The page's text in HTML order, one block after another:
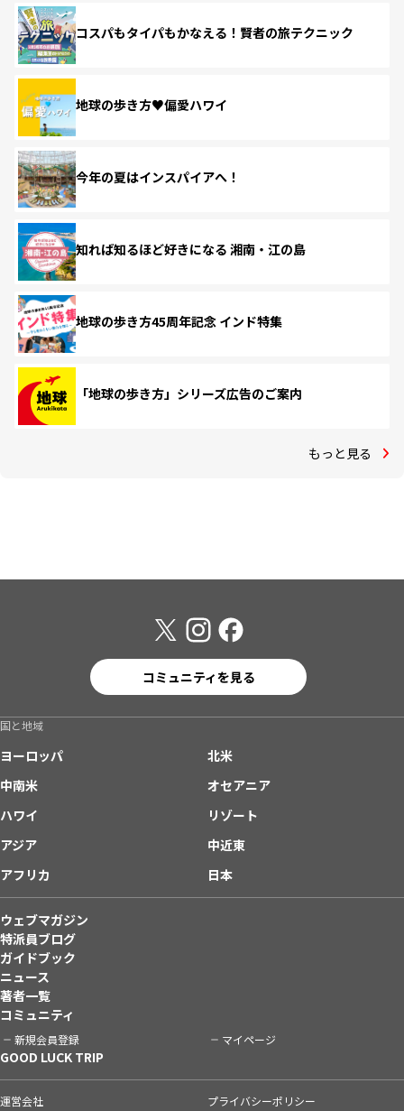
コスパもタイパもかなえる！賢者の旅テクニック
地球の歩き方♥偏愛ハワイ
今年の夏はインスパイアへ！
知れば知るほど好きになる 湘南・江の島
地球の歩き方45周年記念 インド特集
「地球の歩き方」シリーズ広告のご案内
もっと見る
コミュニティを見る
国と地域
ヨーロッパ
北米
中南米
オセアニア
ハワイ
リゾート
アジア
中近東
アフリカ
日本
ウェブマガジン
特派員ブログ
ガイドブック
ニュース
著者一覧
コミュニティ
新規会員登録 マイページ
GOOD LUCK TRIP
運営会社 プライバシーポリシー